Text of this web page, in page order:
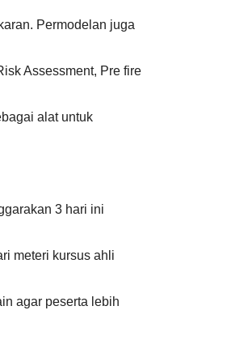
Permodelan juga
Assessment, Pre fire
alat untuk
3 hari ini
meteri kursus ahli
agar peserta lebih